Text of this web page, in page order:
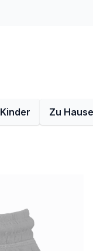
Kinder Zu Hause